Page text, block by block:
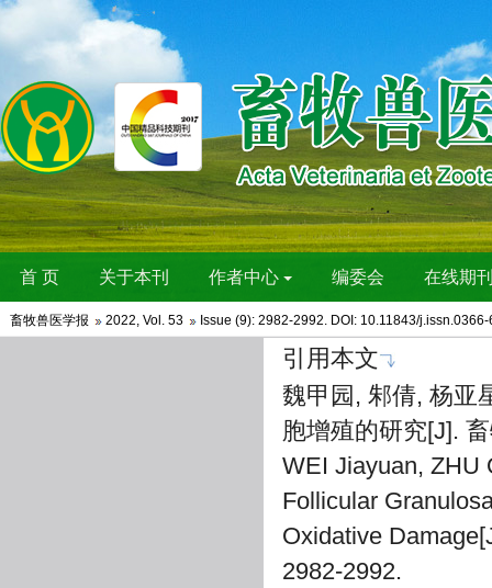
畜牧兽医学报 2022, Vol. 53 Issue (9): 2982-2992. DOI: 10.11843/
引用本文
魏甲园, 邾倩, 杨亚
胞增殖的研究[J].
WEI Jiayuan, ZHU
Follicular
Oxidative
2982-2992.